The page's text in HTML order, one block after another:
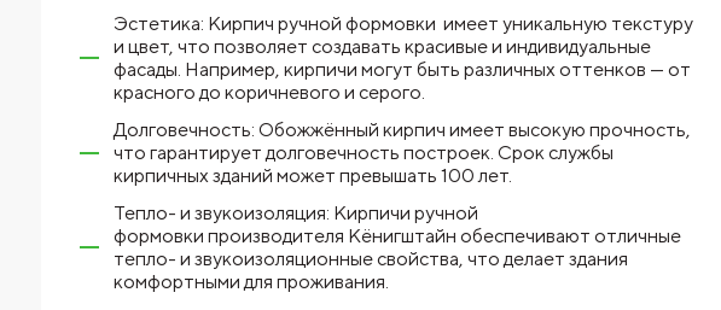
Эстетика: Кирпич ручной формовки имеет уникальную текстуру
и цвет, что позволяет создавать красивые и индивидуальные
фасады. Например, кирпичи могут быть различных оттенков — от
красного до коричневого и серого.
Долговечность: Обожжённый кирпич имеет высокую прочность,
что гарантирует долговечность построек. Срок службы
кирпичных зданий может превышать 100 лет.
Тепло- и звукоизоляция: Кирпичи ручной
формовки производителя Кёнигштайн обеспечивают отличные
тепло- и звукоизоляционные свойства, что делает здания
комфортными для проживания.